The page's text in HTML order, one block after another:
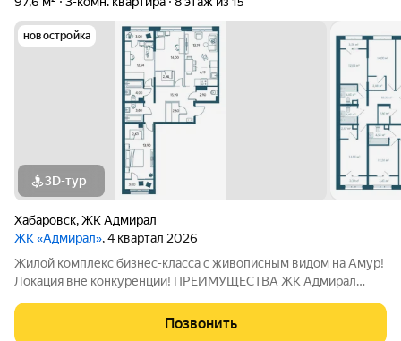
новостройка
3D-тур
Хабаровск,ЖК Адмирал
ЖК «Адмирал», 4 квартал 2026
Жилой комплекс бизнес-класса с живописным видом на Амур!
Локация вне конкуренции! ПРЕИМУЩЕСТВА ЖК Адмирал
Умный дом Панорамное остекление Собственная набережная
Топовое расположение О ЖИЛОМ
Позвонить